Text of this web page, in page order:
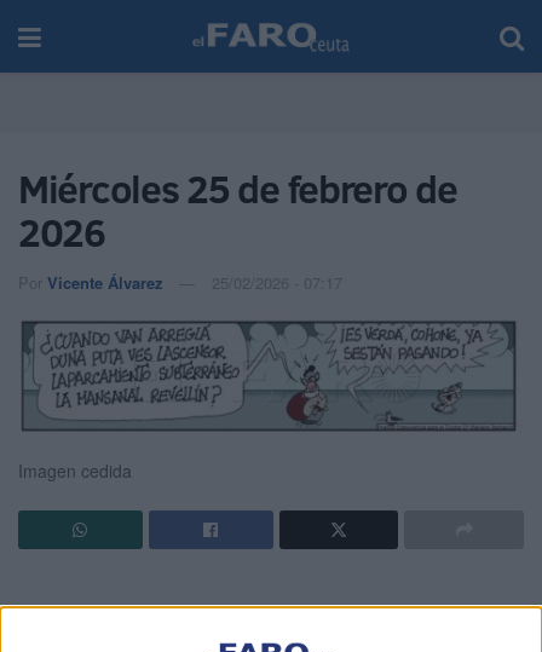
Miércoles 25 de febrero de
2026
Por Vicente Álvarez 25/02/2026 - 07:17
Imagen cedida